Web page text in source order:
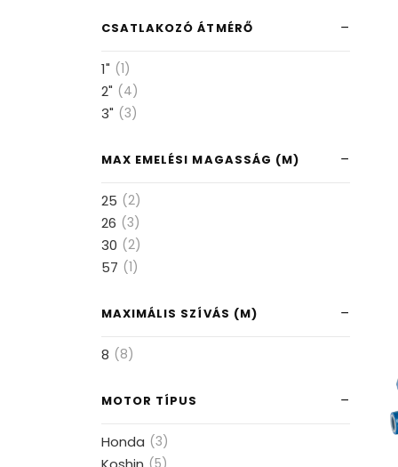
CSATLAKOZÓ ÁTMÉRŐ
1" (1)
2" (4)
3" (3)
MAX EMELÉSI MAGASSÁG (M)
25 (2)
26 (3)
30 (2)
57 (1)
MAXIMÁLIS SZÍVÁS (M)
8 (8)
MOTOR TÍPUS
Honda (3)
(5)